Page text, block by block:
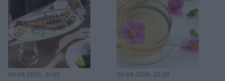
06.08.2026, 21:00 06.08.2026, 20:30